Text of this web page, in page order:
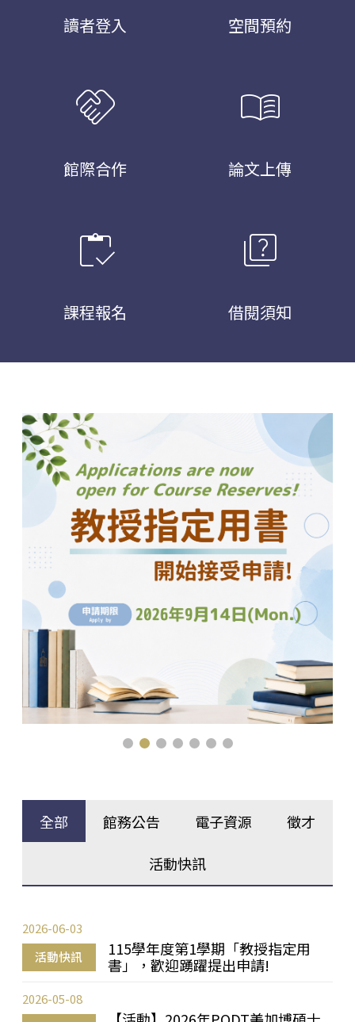
讀者登入 空間預約
handshake
館際合作
menu_book
論文上傳
inventory
課程報名
quiz
借閱須知
全部 館務公告 電子資源 徵才
活動快訊
活動快訊
115學年度第1學期「教授指定用
書」，歡迎踴躍提出申請!
2026-06-03
2026-05-08